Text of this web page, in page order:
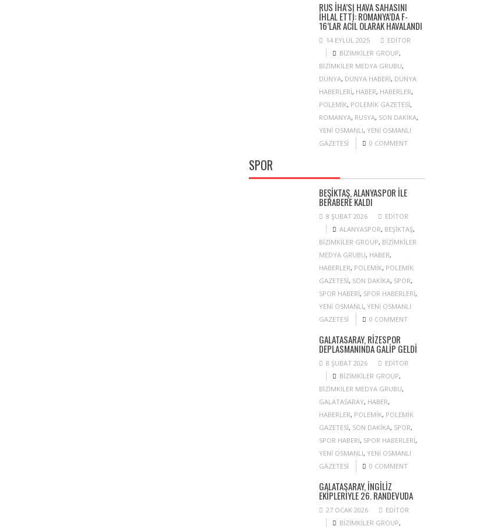
RUS İHA’SI HAVA SAHASINI
IHLAL ETTI: ROMANYA’DA F-
16’LAR ACIL OLARAK HAVALANDI
14 EYLÜL 2025
EDITOR
BIZIMKILER GROUP,
BIZIMKILER MEDYA GRUBU,
DÜNYA, DÜNYA HABERI, DÜNYA
HABERLERI, HABER, HABERLER,
POLEMIK, POLEMIK GAZETESI,
ROMANYA, RUSYA, SON DAKIKA,
YENI OSMANLI, YENI OSMANLI
GAZETESI
0 COMMENT
SPOR
BEŞIKTAŞ, ALANYASPOR ILE
BERABERE KALDI
8 ŞUBAT 2026
EDITOR
ALANYASPOR, BEŞIKTAŞ,
BIZIMKILER GROUP, BIZIMKILER
MEDYA GRUBU, HABER,
HABERLER, POLEMIK, POLEMIK
GAZETESI, SON DAKIKA, SPOR,
SPOR HABERI, SPOR HABERLERI,
YENI OSMANLI, YENI OSMANLI
GAZETESI
0 COMMENT
GALATASARAY, RIZESPOR
DEPLASMANINDA GALIP GELDI
8 ŞUBAT 2026
EDITOR
BIZIMKILER GROUP,
BIZIMKILER MEDYA GRUBU,
GALATASARAY, HABER,
HABERLER, POLEMIK, POLEMIK
GAZETESI, SON DAKIKA, SPOR,
SPOR HABERI, SPOR HABERLERI,
YENI OSMANLI, YENI OSMANLI
GAZETESI
0 COMMENT
GALATASARAY, İNGILIZ
EKIPLERIYLE 26. RANDEVUDA
27 OCAK 2026
EDITOR
BIZIMKILER GROUP,